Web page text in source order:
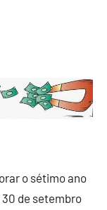
o sétimo ano
de setembro